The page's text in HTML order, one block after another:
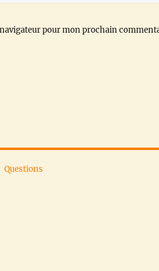
pour mon prochain
Questions